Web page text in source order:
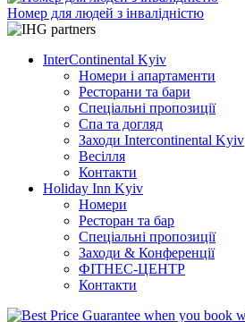
Номер для людей з інвалідністю
InterContinental Kyiv
Номери і апартаменти
Ресторани та бари
Спеціальні пропозиції
Спа та догляд
Заходи Intercontinental Kyiv
Весілля
Контакти
Holiday Inn Kyiv
Номери
Ресторан та бар
Спеціальні пропозиції
Заходи & Конференції
ФІТНЕС-ЦЕНТР
Контакти